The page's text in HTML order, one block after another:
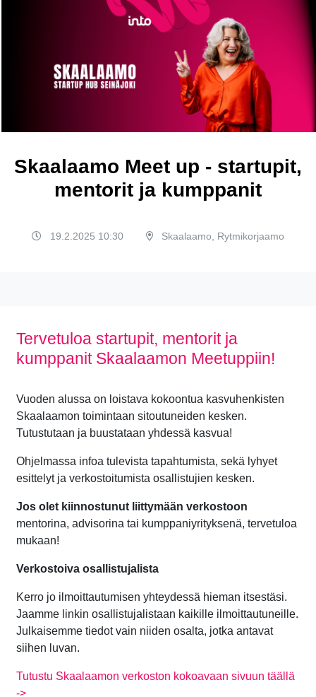
Skaalaamo Meet up - startupit,
mentorit ja kumppanit
19.2.2025 10:30 Skaalaamo, Rytmikorjaamo
Tervetuloa startupit, mentorit ja
kumppanit Skaalaamon Meetuppiin!
Vuoden alussa on loistava kokoontua kasvuhenkisten
Skaalaamon toimintaan sitoutuneiden kesken.
Tutustutaan ja buustataan yhdessä kasvua!
Ohjelmassa infoa tulevista tapahtumista, sekä lyhyet
esittelyt ja verkostoitumista osallistujien kesken.
Jos olet kiinnostunut liittymään verkostoon
mentorina, advisorina tai kumppaniyrityksenä, tervetuloa
mukaan!
Verkostoiva osallistujalista
Kerro jo ilmoittautumisen yhteydessä hieman itsestäsi.
Jaamme linkin osallistujalistaan kaikille ilmoittautuneille.
Julkaisemme tiedot vain niiden osalta, jotka antavat
siihen luvan.
Tutustu Skaalaamon verkoston kokoavaan sivuun täällä
->